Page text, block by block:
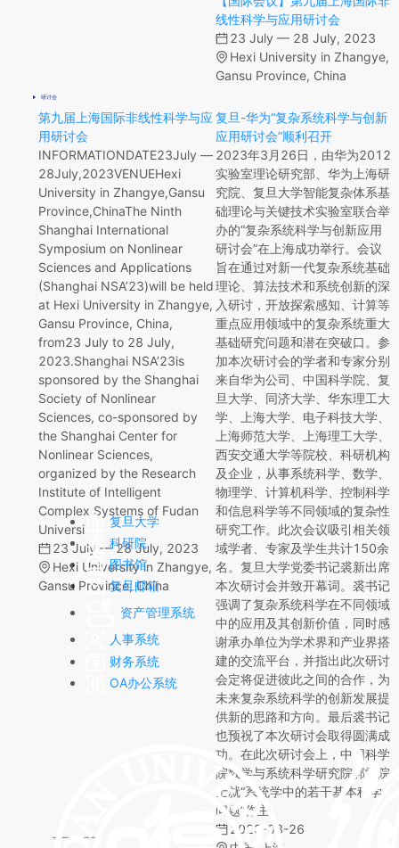
【学术讲座】量子随机系统的参数估计
梁伟超 教授
线性科学与应用研讨会
23 July — 28 July, 2023
Hexi University in Zhangye,
Gansu Province, China
研讨会
第九届上海国际非线性科学与应
用研讨会
INFORMATIONDATE23July —
28July,2023VENUEHexi
University in Zhangye,Gansu
Province,ChinaThe Ninth
Shanghai International
Symposium on Nonlinear
Sciences and Applications
(Shanghai NSA’23)will be held
at Hexi University in Zhangye,
Gansu Province, China,
from23 July to 28 July,
2023.Shanghai NSA’23is
sponsored by the Shanghai
Society of Nonlinear
Sciences, co-sponsored by
the Shanghai Center for
Nonlinear Sciences,
organized by the Research
Institute of Intelligent
Complex Systems of Fudan
Universi
23 July — 28 July, 2023
Hexi University in Zhangye,
Gansu Province, China
复旦-华为“复杂系统科学与创新
应用研讨会”顺利召开
2023年3月26日，由华为2012
实验室理论研究部、华为上海研
究院、复旦大学智能复杂体系基
础理论与关键技术实验室联合举
办的“复杂系统科学与创新应用
研讨会”在上海成功举行。会议
旨在通过对新一代复杂系统基础
理论、算法技术和系统创新的深
入研讨，开放探索感知、计算等
重点应用领域中的复杂系统重大
基础研究问题和潜在突破口。参
加本次研讨会的学者和专家分别
来自华为公司、中国科学院、复
旦大学、同济大学、华东理工大
学、上海大学、电子科技大学、
上海师范大学、上海理工大学、
西安交通大学等院校、科研机构
及企业，从事系统科学、数学、
物理学、计算机科学、控制科学
和信息科学等不同领域的复杂性
研究工作。此次会议吸引相关领
域学者、专家及学生共计150余
名。复旦大学党委书记裘新出席
本次研讨会并致开幕词。裘书记
强调了复杂系统科学在不同领域
中的应用及其创新价值，同时感
谢承办单位为学术界和产业界搭
建的交流平台，并指出此次研讨
会定将促进彼此之间的合作，为
未来复杂系统科学的创新发展提
供新的思路和方向。最后裘书记
也预祝了本次研讨会取得圆满成
功。在此次研讨会上，中国科学
院数学与系统科学研究院郭雷院
士就“系统学中的若干基本科学
问题”作主
2023-03-26
复旦大学
科研院
图书馆
复旦邮箱
资产管理系统
人事系统
财务系统
OA办公系统